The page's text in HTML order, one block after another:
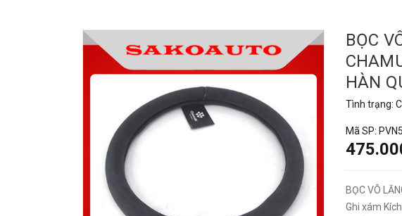
BỌC
HÀN
Tình trạng:
Mã SP:
BỌC VÔ
Ghi xám